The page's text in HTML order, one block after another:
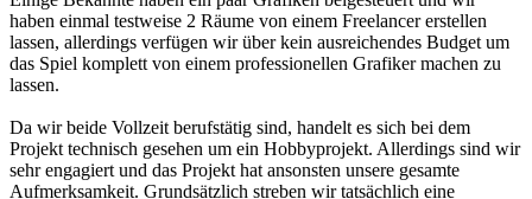
haben einmal testweise 2 Räume von einem Freelancer erstellen
lassen, allerdings verfügen wir über kein ausreichendes Budget um
das Spiel komplett von einem professionellen Grafiker machen zu
lassen.
Da wir beide Vollzeit berufstätig sind, handelt es sich bei dem
Projekt technisch gesehen um ein Hobbyprojekt. Allerdings sind wir
sehr engagiert und das Projekt hat ansonsten unsere gesamte
Aufmerksamkeit. Grundsätzlich streben wir tatsächlich eine